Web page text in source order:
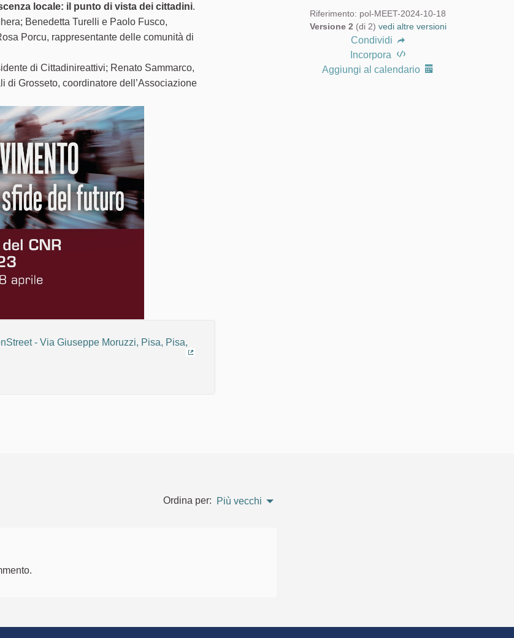
Riferimento: pol-MEET-2024-10-18
Versione 2 (di 2) vedi altre versioni
Condividi
Incorpora
Aggiungi al calendario
locale: il punto di vista dei cittadini.
Benedetta Turelli e Paolo Fusco,
Porcu, rappresentante delle comunità di
di Cittadinireattivi; Renato Sammarco,
di Grosseto, coordinatore dell’Associazione
Ordina per: Più vecchi